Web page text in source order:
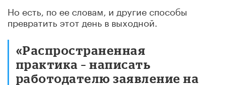
Но есть, по ее словам, и другие способы
превратить этот день в выходной.
«Распространенная
практика – написать
работодателю заявление на